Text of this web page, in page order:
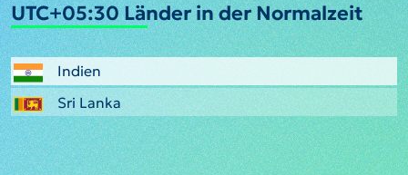
UTC+05:30 Länder in der Normalzeit
Indien
Sri Lanka